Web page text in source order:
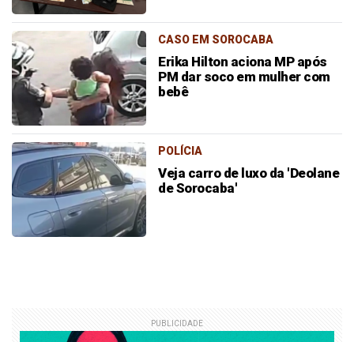
CASO EM SOROCABA
Erika Hilton aciona MP após
PM dar soco em mulher com
bebê
POLÍCIA
Veja carro de luxo da 'Deolane
de Sorocaba'
PUBLICIDADE